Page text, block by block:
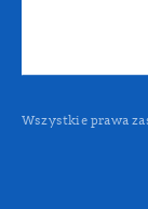
Wszystkie prawa